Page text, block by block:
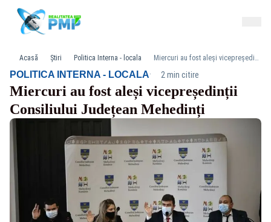
Acasă Știri Politica Interna - locala Miercuri au fost aleși vicepreședinții Consiliului Județean Mehedinți
POLITICA INTERNA - LOCALA· 2 min citire
Miercuri au fost aleși vicepreședinții
Consiliului Județean Mehedinți